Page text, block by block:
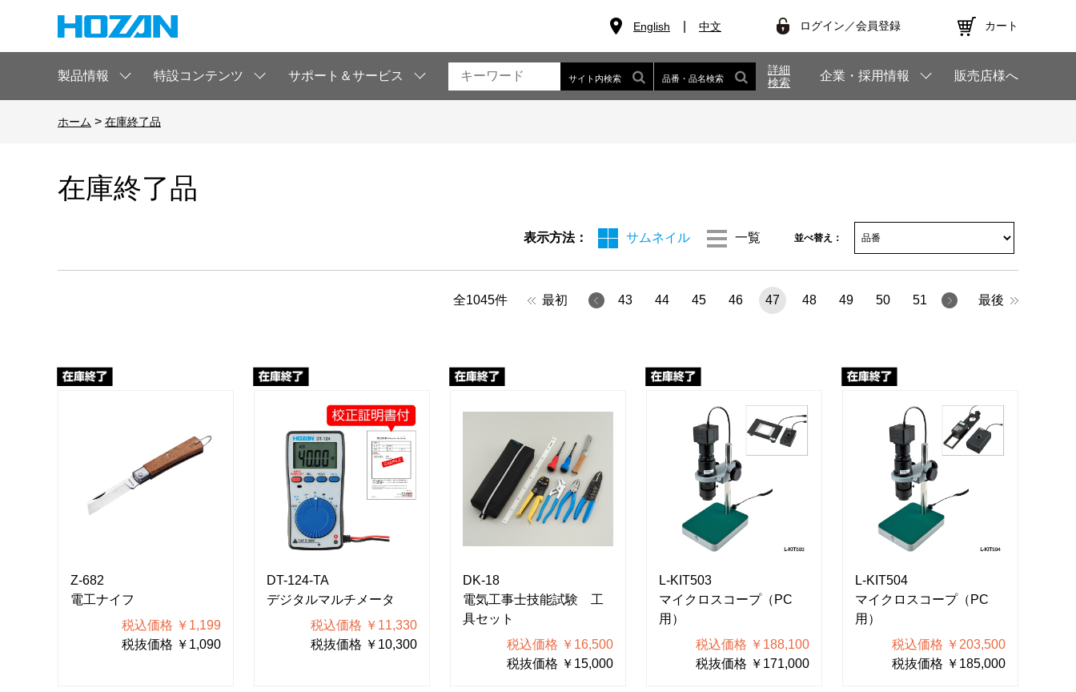
English 中文 ログイン／会員登録 カート
製品情報 特設コンテンツ サポート＆サービス サイト内検索 品番・品名検索
詳細
検索
企業・採用情報 販売店様へ
ホーム > 在庫終了品
在庫終了品
表示方法： サムネイル 一覧 並べ替え：
全1045件 最初 43 44 45 46 47 48 49 50 51 最後
Z-682
電工ナイフ
税込価格 ￥1,199
税抜価格 ￥1,090
DT-124-TA
デジタルマルチメータ
税込価格 ￥11,330
税抜価格 ￥10,300
DK-18
電気工事士技能試験 工
具セット
税込価格 ￥16,500
税抜価格 ￥15,000
L-KIT503
マイクロスコープ（PC
用）
税込価格 ￥188,100
税抜価格 ￥171,000
L-KIT504
マイクロスコープ（PC
用）
税込価格 ￥203,500
税抜価格 ￥185,000